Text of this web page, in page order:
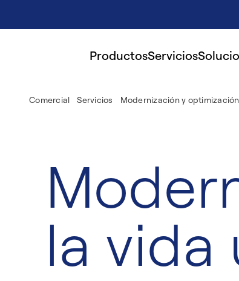
ProductosServicios
Comercial Servicios Modernización y optimización
la